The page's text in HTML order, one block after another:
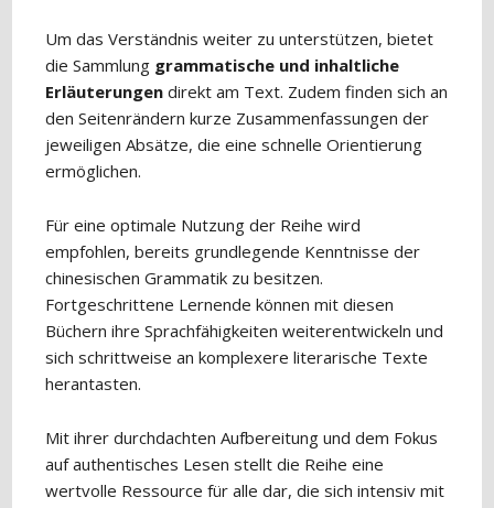
Um das Verständnis weiter zu unterstützen, bietet
die Sammlung grammatische und inhaltliche
Erläuterungen direkt am Text. Zudem finden sich an
den Seitenrändern kurze Zusammenfassungen der
jeweiligen Absätze, die eine schnelle Orientierung
ermöglichen.
Für eine optimale Nutzung der Reihe wird
empfohlen, bereits grundlegende Kenntnisse der
chinesischen Grammatik zu besitzen.
Fortgeschrittene Lernende können mit diesen
Büchern ihre Sprachfähigkeiten weiterentwickeln und
sich schrittweise an komplexere literarische Texte
herantasten.
Mit ihrer durchdachten Aufbereitung und dem Fokus
auf authentisches Lesen stellt die Reihe eine
wertvolle Ressource für alle dar, die sich intensiv mit